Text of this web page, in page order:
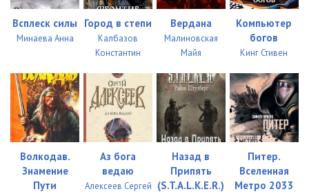
Всплеск силы
Минаева Анна
Город в степи
Калбазов
Константин
Вердана
Малиновская
Майя
Компьютер
богов
Кинг Стивен
Волкодав.
Знамение
Пути
Аз бога
ведаю
Алексеев Сергей
Назад в
Припять
(S.T.A.L.K.E.R.)
Питер.
Вселенная
Метро 2033